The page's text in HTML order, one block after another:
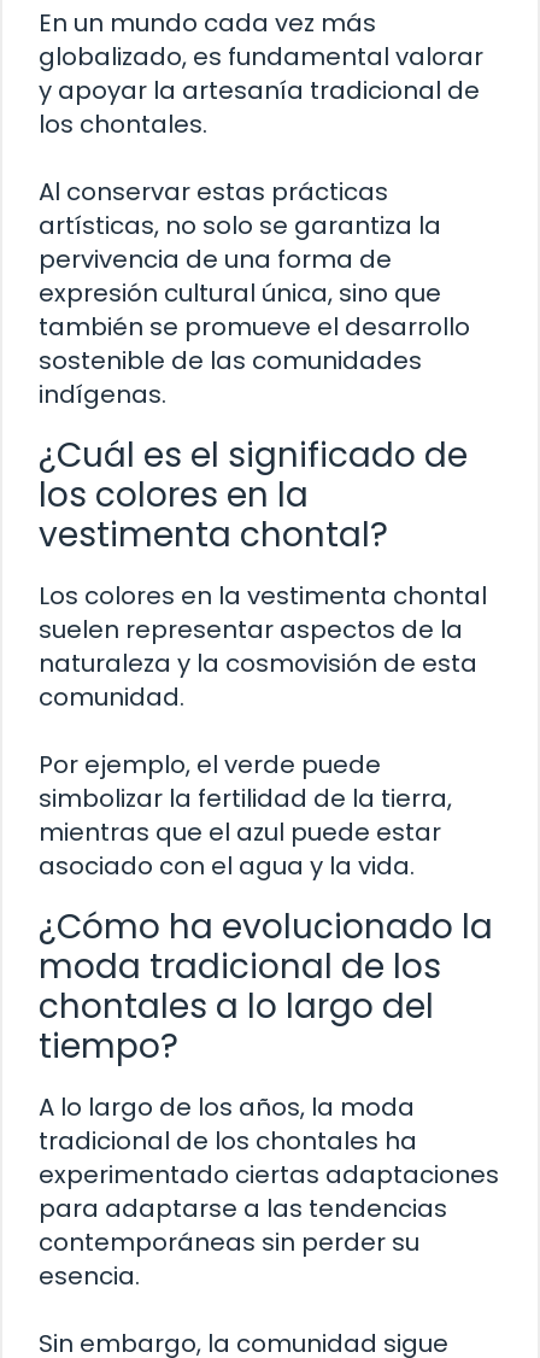
En un mundo cada vez más
globalizado, es fundamental valorar
y apoyar la artesanía tradicional de
los chontales.
Al conservar estas prácticas
artísticas, no solo se garantiza la
pervivencia de una forma de
expresión cultural única, sino que
también se promueve el desarrollo
sostenible de las comunidades
indígenas.
¿Cuál es el significado de
los colores en la
vestimenta chontal?
Los colores en la vestimenta chontal
suelen representar aspectos de la
naturaleza y la cosmovisión de esta
comunidad.
Por ejemplo, el verde puede
simbolizar la fertilidad de la tierra,
mientras que el azul puede estar
asociado con el agua y la vida.
¿Cómo ha evolucionado la
moda tradicional de los
chontales a lo largo del
tiempo?
A lo largo de los años, la moda
tradicional de los chontales ha
experimentado ciertas adaptaciones
para adaptarse a las tendencias
contemporáneas sin perder su
esencia.
Sin embargo, la comunidad sigue